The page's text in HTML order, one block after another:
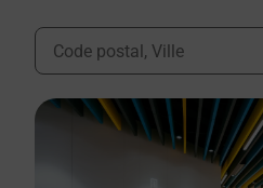
Ville, Département, Code Postal